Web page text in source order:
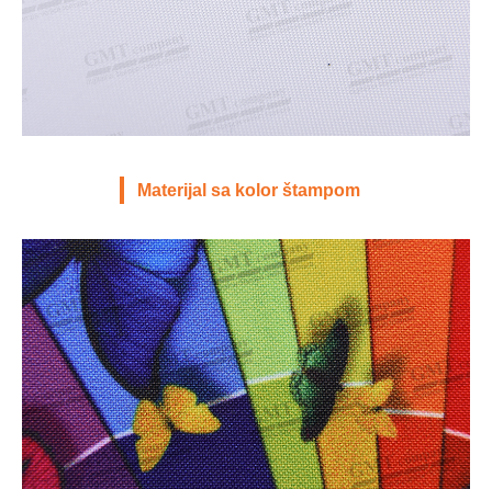
Materijal sa kolor štampom